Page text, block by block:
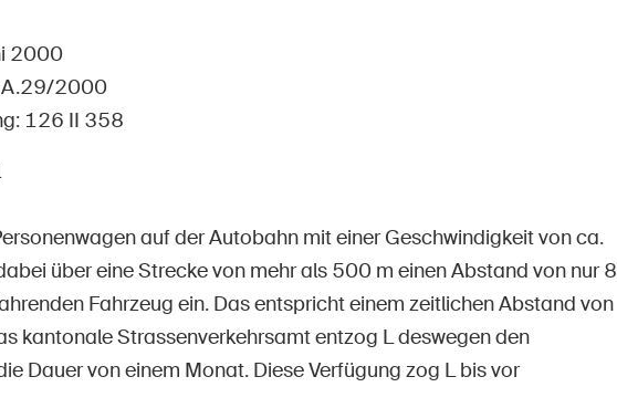
2000
2000
126 II 358
auf der Autobahn mit einer Geschwindigkeit von ca.
über eine Strecke von mehr als 500 m einen Abstand von nur 8
Fahrzeug ein. Das entspricht einem zeitlichen Abstand von
kantonale Strassenverkehrsamt entzog L deswegen den
Dauer von einem Monat. Diese Verfügung zog L bis vor